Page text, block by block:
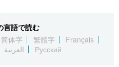
Русский
言語で読む
简体字 繁體字
Français
العربية Русский